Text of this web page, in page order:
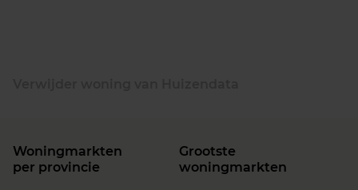
Woningmarkten
per provincie
Grootste
woningmarkten